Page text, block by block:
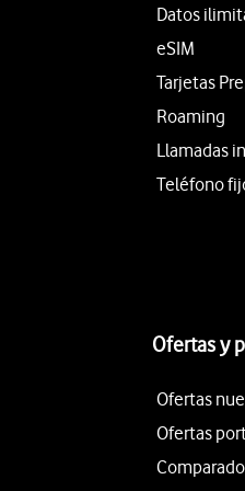
Datos
eSIM
Tarjetas
Roaming
Llamadas
Teléfono
Ofertas y
Ofertas
Ofertas